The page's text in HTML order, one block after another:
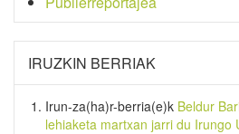
IRUZKIN BERRIAK
Irun-za(ha)r-berria(e)k Beldur
lehiaketa martxan jarri du Irungo